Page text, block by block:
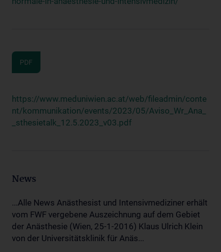
PDF
https://www.meduniwien.ac.at/web/fileadmin/conte
nt/kommunikation/events/2023/05/Aviso_Wr_Ana_
_sthesietalk_12.5.2023_v03.pdf
News
...Alle News Anästhesist und Intensivmediziner erhält
vom FWF vergebene Auszeichnung auf dem Gebiet
der Anästhesie (Wien, 25-1-2016) Klaus Ulrich Klein
von der Universitätsklinik für Anäs...